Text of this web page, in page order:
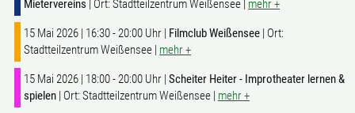
Mietervereins | Ort: Stadtteilzentrum Weißensee | mehr +
15 Mai 2026 | 16:30 - 20:00 Uhr | Filmclub Weißensee | Ort:
Stadtteilzentrum Weißensee | mehr +
15 Mai 2026 | 18:00 - 20:00 Uhr | Scheiter Heiter - Improtheater lernen &
spielen | Ort: Stadtteilzentrum Weißensee | mehr +